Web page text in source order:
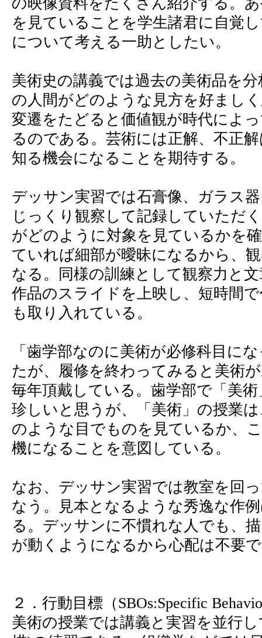
を見ていることを学生諸君に自覚
について考える一助としたい。
美術史の講義では過去の美術品を
の人間がどのような見方を好まし
変遷をたどると価値観が時代によ
るのである。芸術には正解、不正
知る機会になることを期待する。
デッサン実習では石膏像、ガラス
じっくり観察して記録していただ
がどのように対象を見ているかを
ていれば細部が曖昧になるから、
なる。同様の訓練として観察力と
作品のスライドを上映し、短時間
も取り入れている。
「歯学部なのに美術が必修科目に
たが、履修を終わってみると美術
毎年頂戴している。歯学部で「美
珍しいと思うが、「美術」の授業
のような目でものを見ているか、
機になることを意図している。
なお、デッサン実習では教室を回
なう。見本となるような秀逸な作
る。デッサンに不慣れな人でも、
が動くようになるから心配は不要
２．行動目標（SBOs:Specific
美術の授業では講義と実習を並行